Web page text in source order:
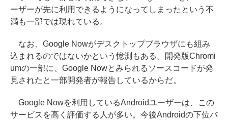
ーザーが先に利用できるようになってしまったという不
満も一部では現れている。
なお、Google Nowがデスクトップブラウザにも組み
込まれるのではないかという憶測もある。開発版Chromi
umの一部に、Google Nowとみられるソースコードが発
見されたと一部開発者が報告しているからだ。
Google Nowを利用しているAndroidユーザーは、この
サービスを高く評価する人が多い。今後Androidの下位バ